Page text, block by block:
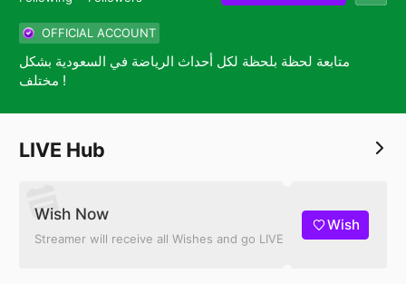
OFFICIAL ACCOUNT
متابعة لحظة بلحظة لكل أحداث الرياضة في السعودية بشكل
مختلف !
LIVE Hub
Wish Now
Streamer will receive all Wishes and go LIVE
Wish